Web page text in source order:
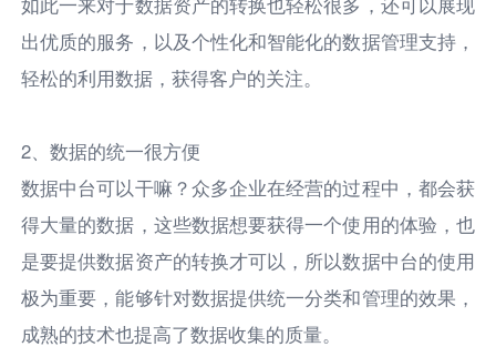
出优质的服务，以及个性化和智能化的数据管理支持，
轻松的利用数据，获得客户的关注。
2、数据的统一很方便
数据中台可以干嘛？众多企业在经营的过程中，都会获
得大量的数据，这些数据想要获得一个使用的体验，也
是要提供数据资产的转换才可以，所以数据中台的使用
极为重要，能够针对数据提供统一分类和管理的效果，
成熟的技术也提高了数据收集的质量。